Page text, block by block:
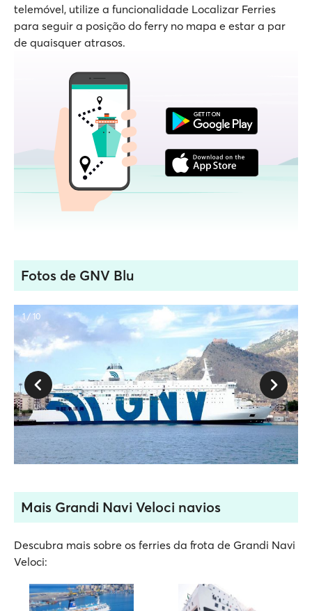
telemóvel, utilize a funcionalidade Localizar Ferries
para seguir a posição do ferry no mapa e estar a par
de quaisquer atrasos.
Fotos de GNV Blu
1 / 10
Mais Grandi Navi Veloci navios
Descubra mais sobre os ferries da frota de Grandi Navi
Veloci: